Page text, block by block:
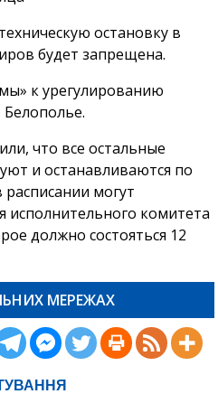
остановку в
будет запрещена.
к урегулированию
что все остальные
и останавливаются по
могут
исполнительного комитета
должно состояться 12
МЕРЕЖАХ